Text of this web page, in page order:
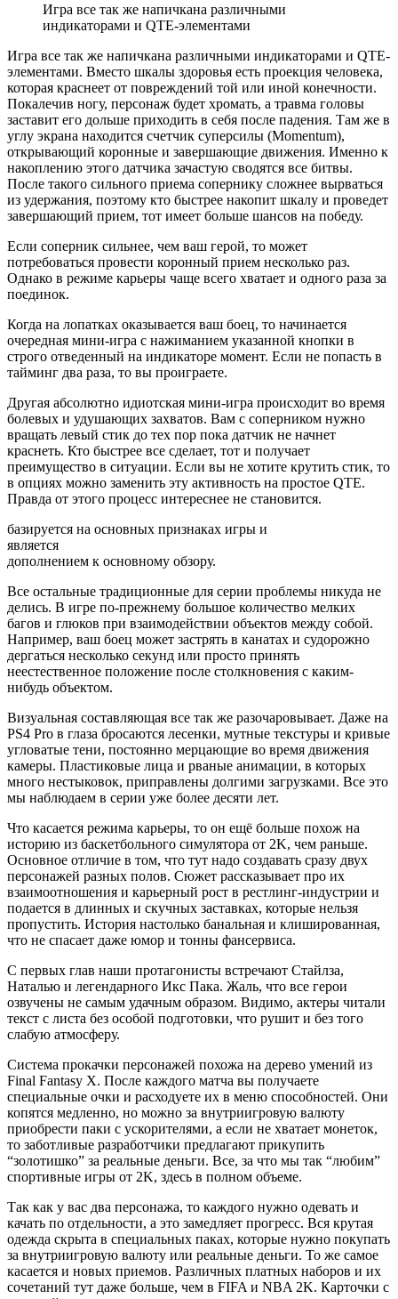
Игра все так же напичкана различными
индикаторами и QTE-элементами
Игра все так же напичкана различными индикаторами и QTE-
элементами. Вместо шкалы здоровья есть проекция человека,
которая краснеет от повреждений той или иной конечности.
Покалечив ногу, персонаж будет хромать, а травма головы
заставит его дольше приходить в себя после падения. Там же в
углу экрана находится счетчик суперсилы (Momentum),
открывающий коронные и завершающие движения. Именно к
накоплению этого датчика зачастую сводятся все битвы.
После такого сильного приема сопернику сложнее вырваться
из удержания, поэтому кто быстрее накопит шкалу и проведет
завершающий прием, тот имеет больше шансов на победу.
Если соперник сильнее, чем ваш герой, то может
потребоваться провести коронный прием несколько раз.
Однако в режиме карьеры чаще всего хватает и одного раза за
поединок.
Когда на лопатках оказывается ваш боец, то начинается
очередная мини-игра с нажиманием указанной кнопки в
строго отведенный на индикаторе момент. Если не попасть в
тайминг два раза, то вы проиграете.
Другая абсолютно идиотская мини-игра происходит во время
болевых и удушающих захватов. Вам с соперником нужно
вращать левый стик до тех пор пока датчик не начнет
краснеть. Кто быстрее все сделает, тот и получает
преимущество в ситуации. Если вы не хотите крутить стик, то
в опциях можно заменить эту активность на простое QTE.
Правда от этого процесс интереснее не становится.
базируется на основных признаках игры и
является
дополнением к основному обзору.
Все остальные традиционные для серии проблемы никуда не
делись. В игре по-прежнему большое количество мелких
багов и глюков при взаимодействии объектов между собой.
Например, ваш боец может застрять в канатах и судорожно
дергаться несколько секунд или просто принять
неестественное положение после столкновения с каким-
нибудь объектом.
Визуальная составляющая все так же разочаровывает. Даже на
PS4 Pro в глаза бросаются лесенки, мутные текстуры и кривые
угловатые тени, постоянно мерцающие во время движения
камеры. Пластиковые лица и рваные анимации, в которых
много нестыковок, приправлены долгими загрузками. Все это
мы наблюдаем в серии уже более десяти лет.
Что касается режима карьеры, то он ещё больше похож на
историю из баскетбольного симулятора от 2K, чем раньше.
Основное отличие в том, что тут надо создавать сразу двух
персонажей разных полов. Сюжет рассказывает про их
взаимоотношения и карьерный рост в рестлинг-индустрии и
подается в длинных и скучных заставках, которые нельзя
пропустить. История настолько банальная и клишированная,
что не спасает даже юмор и тонны фансервиса.
С первых глав наши протагонисты встречают Стайлза,
Наталью и легендарного Икс Пака. Жаль, что все герои
озвучены не самым удачным образом. Видимо, актеры читали
текст с листа без особой подготовки, что рушит и без того
слабую атмосферу.
Система прокачки персонажей похожа на дерево умений из
Final Fantasy X. После каждого матча вы получаете
специальные очки и расходуете их в меню способностей. Они
копятся медленно, но можно за внутриигровую валюту
приобрести паки с ускорителями, а если не хватает монеток,
то заботливые разработчики предлагают прикупить
“золотишко” за реальные деньги. Все, за что мы так “любим”
спортивные игры от 2K, здесь в полном объеме.
Так как у вас два персонажа, то каждого нужно одевать и
качать по отдельности, а это замедляет прогресс. Вся крутая
одежда скрыта в специальных паках, которые нужно покупать
за внутриигровую валюту или реальные деньги. То же самое
касается и новых приемов. Различных платных наборов и их
сочетаний тут даже больше, чем в FIFA и NBA 2K. Карточки с